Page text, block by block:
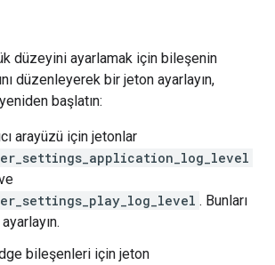
düzeyini ayarlamak için bileşenin
düzenleyerek bir jeton ayarlayın,
başlatın:
arayüzü için jetonlar
. Bunları
bileşenleri için jeton